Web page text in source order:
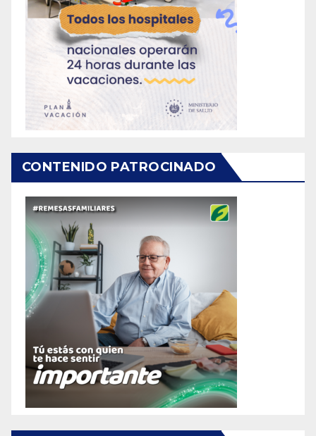
CONTENIDO PATROCINADO